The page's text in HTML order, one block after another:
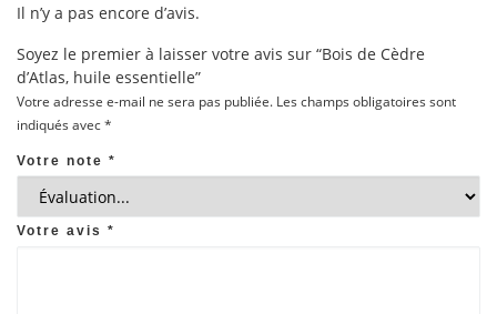
Il n’y a pas encore d’avis.
Soyez le premier à laisser votre avis sur “Bois de Cèdre
d’Atlas, huile essentielle”
Votre adresse e-mail ne sera pas publiée. Les champs obligatoires sont
indiqués avec*
Votre note *
Votre avis *